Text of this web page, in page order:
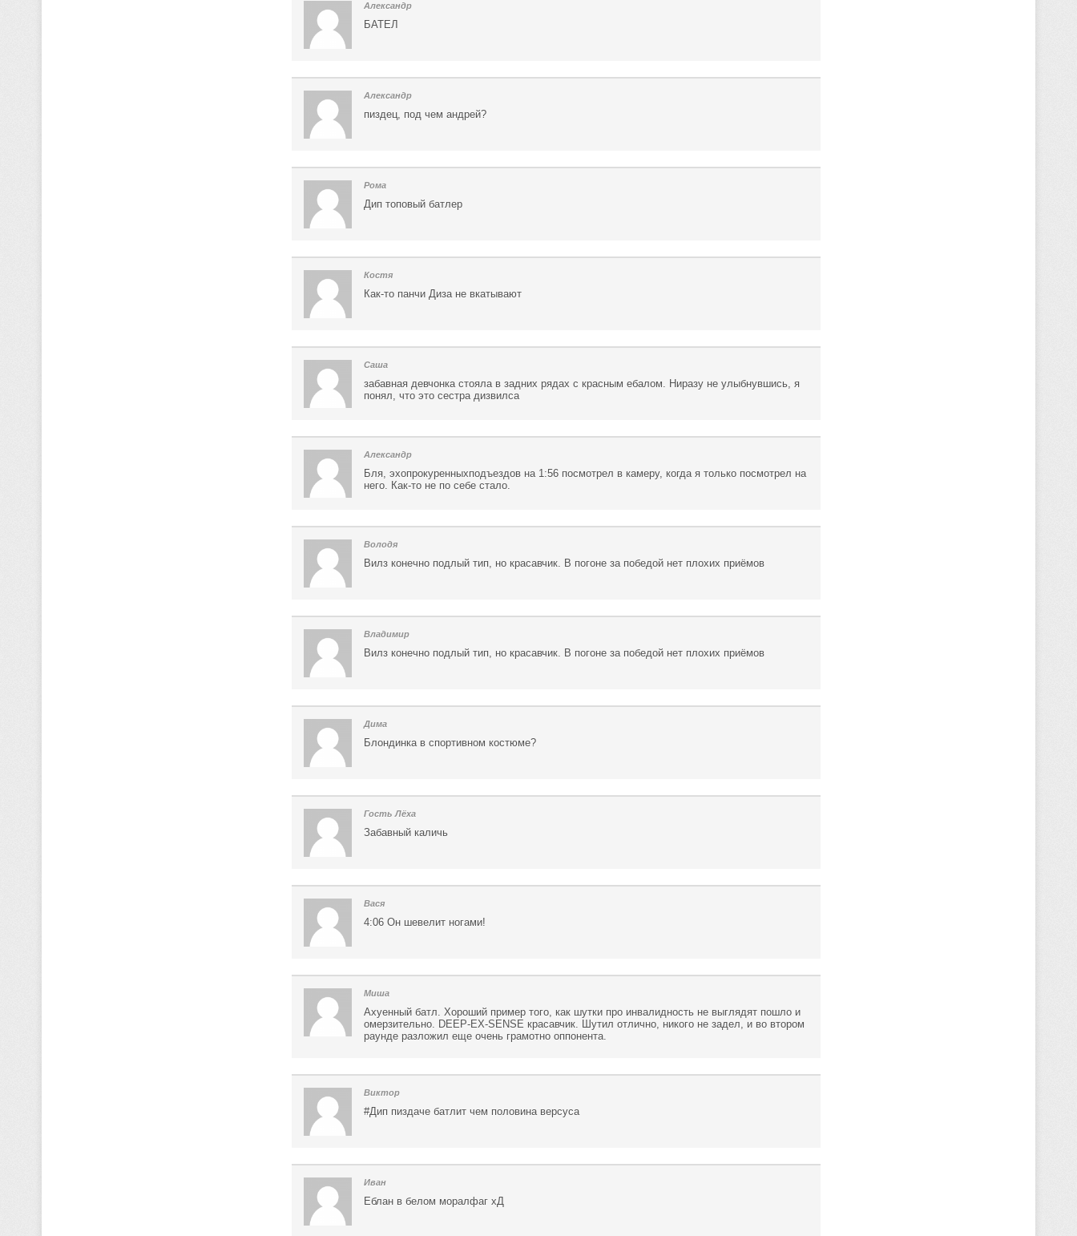
Александр
БАТЕЛ
Александр
пиздец, под чем андрей?
Рома
Дип топовый батлер
Костя
Как-то панчи Диза не вкатывают
Саша
забавная девчонка стояла в задних рядах с красным ебалом. Ниразу не улыбнувшись, я
понял, что это сестра дизвилса
Александр
Бля, эхопрокуренныхподъездов на 1:56 посмотрел в камеру, когда я только посмотрел на
него. Как-то не по себе стало.
Володя
Вилз конечно подлый тип, но красавчик. В погоне за победой нет плохих приёмов
Владимир
Вилз конечно подлый тип, но красавчик. В погоне за победой нет плохих приёмов
Дима
Блондинка в спортивном костюме?
Гость Лёха
Забавный каличь
Вася
4:06 Он шевелит ногами!
Миша
Ахуенный батл. Хороший пример того, как шутки про инвалидность не выглядят пошло и
омерзительно. DEEP-EX-SENSE красавчик. Шутил отлично, никого не задел, и во втором
раунде разложил еще очень грамотно оппонента.
Виктор
#Дип пиздаче батлит чем половина версуса
Иван
Еблан в белом моралфаг хД